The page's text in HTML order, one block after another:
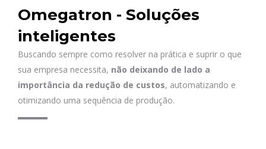
Omegatron - Soluções
inteligentes
Buscando sempre como resolver na prática e suprir o que
sua empresa necessita, não deixando de lado a
importância da redução de custos, automatizando e
otimizando uma sequência de produção.